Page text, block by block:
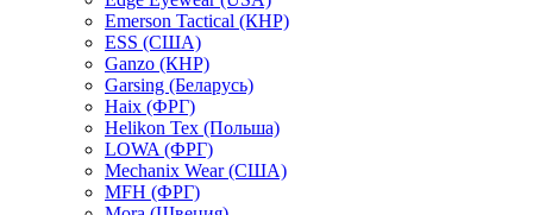
Emerson Tactical (КНР)
ESS (США)
Ganzo (КНР)
Garsing (Беларусь)
Haix (ФРГ)
Helikon Tex (Польша)
LOWA (ФРГ)
Mechanix Wear (США)
MFH (ФРГ)